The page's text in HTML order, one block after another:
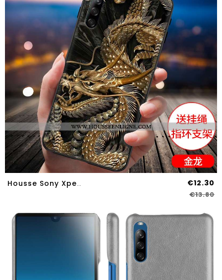
Housse Sony Xperia L4 Personnalité Tendance Étui Protection Noir Tout Compris Téléphone Portable €12.30
€13.80